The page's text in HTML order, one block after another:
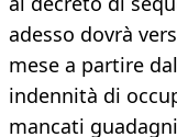
adesso dovrà
mese a partire
indennità di
mancati